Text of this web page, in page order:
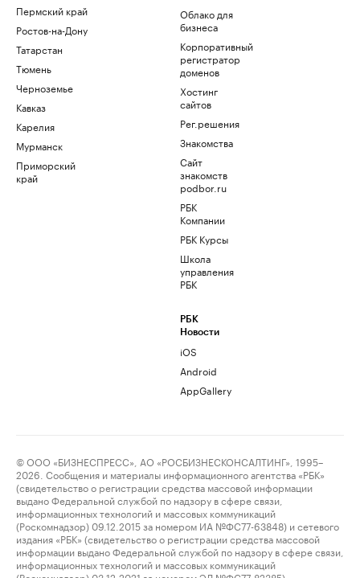
Пермский край
Ростов-на-Дону
Татарстан
Тюмень
Черноземье
Кавказ
Карелия
Мурманск
Приморский
край
Облако для
бизнеса
Корпоративный
регистратор
доменов
Хостинг
сайтов
Рег.решения
Знакомства
Сайт
знакомств
podbor.ru
РБК
Компании
РБК Курсы
Школа
управления
РБК
РБК
Новости
iOS
Android
AppGallery
© ООО «БИЗНЕСПРЕСС», АО «РОСБИЗНЕСКОНСАЛТИНГ», 1995–
2026. Сообщения и материалы информационного агентства «РБК»
(свидетельство о регистрации средства массовой информации
выдано Федеральной службой по надзору в сфере связи,
информационных технологий и массовых коммуникаций
(Роскомнадзор) 09.12.2015 за номером ИА №ФС77-63848) и сетевого
издания «РБК» (свидетельство о регистрации средства массовой
информации выдано Федеральной службой по надзору в сфере связи,
информационных технологий и массовых коммуникаций